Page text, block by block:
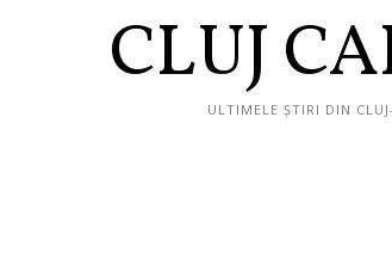
CLUJ
ULTIMELE ȘTIRI DIN